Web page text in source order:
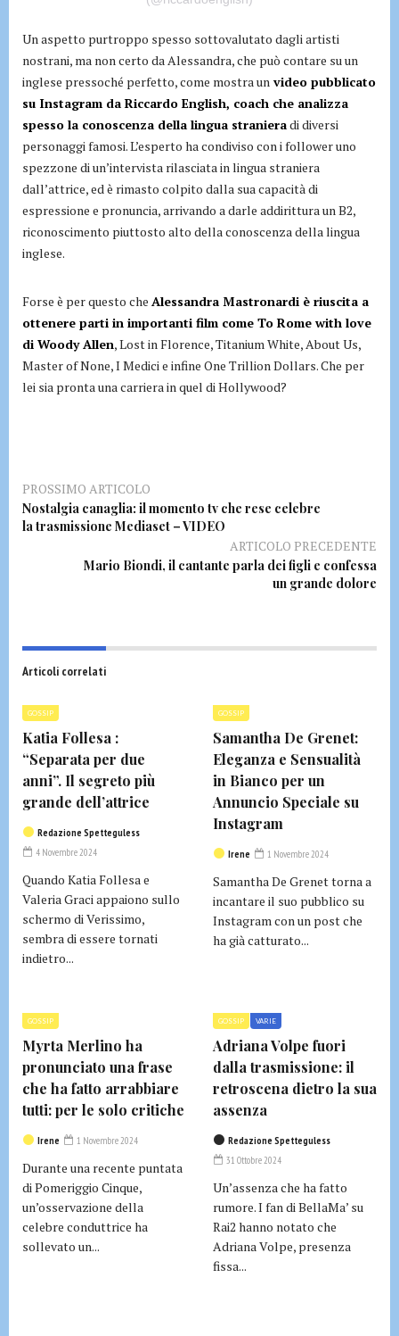
Un aspetto purtroppo spesso sottovalutato dagli artisti
nostrani, ma non certo da Alessandra, che può contare su un
inglese pressoché perfetto, come mostra un video pubblicato
su Instagram da Riccardo English, coach che analizza
spesso la conoscenza della lingua stranieradi diversi
personaggi famosi. L’esperto ha condiviso con i follower uno
spezzone di un’intervista rilasciata in lingua straniera
dall’attrice, ed è rimasto colpito dalla sua capacità di
espressione e pronuncia, arrivando a darle addirittura un B2,
riconoscimento piuttosto alto della conoscenza della lingua
inglese.
Forse è per questo che Alessandra Mastronardi è riuscita a
ottenere parti in importanti film come To Rome with love
di Woody Allen, Lost in Florence, Titanium White, About Us,
Master of None, I Medici e infine One Trillion Dollars. Che per
lei sia pronta una carriera in quel di Hollywood?
PROSSIMO ARTICOLO
Nostalgia canaglia: il momento tv che rese celebre
la trasmissione Mediaset – VIDEO
ARTICOLO PRECEDENTE
Mario Biondi, il cantante parla dei figli e confessa
un grande dolore
Articoli correlati
GOSSIP
Katia Follesa :
“Separata per due
anni”. Il segreto più
grande dell’attrice
Redazione Spetteguless
4 Novembre 2024
Quando Katia Follesa e
Valeria Graci appaiono sullo
schermo di Verissimo,
sembra di essere tornati
indietro...
GOSSIP
Samantha De Grenet:
Eleganza e Sensualità
in Bianco per un
Annuncio Speciale su
Instagram
Irene 1 Novembre 2024
Samantha De Grenet torna a
incantare il suo pubblico su
Instagram con un post che
ha già catturato...
GOSSIP
Myrta Merlino ha
pronunciato una frase
che ha fatto arrabbiare
tutti: per le solo critiche
Irene 1 Novembre 2024
Durante una recente puntata
di Pomeriggio Cinque,
un’osservazione della
celebre conduttrice ha
sollevato un...
GOSSIP VARIE
Adriana Volpe fuori
dalla trasmissione: il
retroscena dietro la sua
assenza
Redazione Spetteguless
31 Ottobre 2024
Un’assenza che ha fatto
rumore. I fan di BellaMa’ su
Rai2 hanno notato che
Adriana Volpe, presenza
fissa...